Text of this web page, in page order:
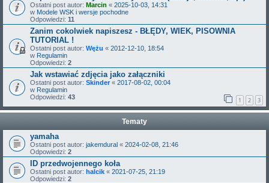
Ostatni post autor: Marcin « 2025-10-03, 14:31
w Modele WSK i wersje pochodne
Odpowiedzi: 11
Zanim cokolwiek napiszesz - BŁĘDY, WIEK, PISOWNIA
TUTORIAL !
Ostatni post autor: Wężu « 2012-12-10, 18:54
w Regulamin
Odpowiedzi: 2
Jak wstawiać zdjęcia jako załączniki
Ostatni post autor: Skinder« 2017-08-02, 00:04
w Regulamin
Odpowiedzi: 43 1 2 3
Tematy
yamaha
Ostatni post autor: jakemdural « 2024-02-08, 21:46
Odpowiedzi: 2
ID przedwojennego koła
Ostatni post autor: halcik « 2021-07-25, 21:19
Odpowiedzi: 2